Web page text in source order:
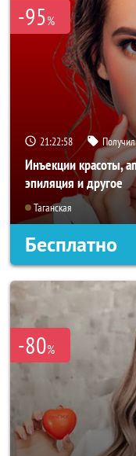
-95%
21:22:56
Инъекции красоты,
эпиляция и другое
Таганская
Бесплатно
-80%